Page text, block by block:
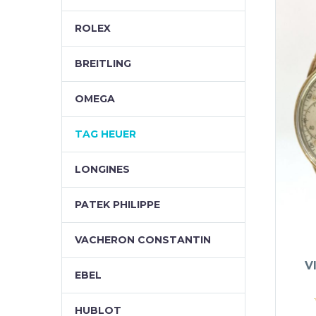
ROLEX
BREITLING
OMEGA
TAG HEUER
LONGINES
PATEK PHILIPPE
VACHERON CONSTANTIN
EBEL
HUBLOT